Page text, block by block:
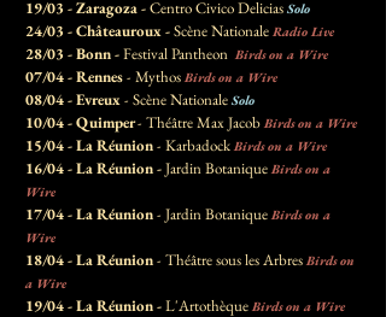
19/03 - Zaragoza -Centro Civico Delicias Solo
24/03 - Châteauroux -Scène Nationale Radio Live
28/03 - Bonn -Festival PantheonBirds on a Wire
07/04 - Rennes- Mythos Birds on a Wire
08/04 - Evreux- Scène Nationale Solo
10/04 - Quimper- Théâtre Max JacobBirds on a Wire
15/04 - La Réunion- KarbadockBirds on a Wire
16/04 - La Réunion -Jardin BotaniqueBirds on a
Wire
17/04 - La Réunion- Jardin BotaniqueBirds on a
Wire
18/04 - La Réunion- Théâtre sous les ArbresBirds on
a Wire
19/04 - La Réunion -L'ArtothèqueBirds on a Wire